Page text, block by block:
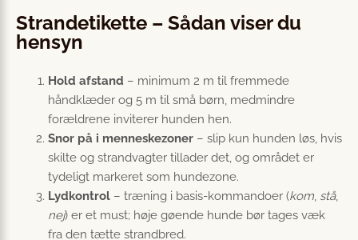
Strandetikette – Sådan viser du
hensyn
Hold afstand – minimum 2 m til fremmede
håndklæder og 5 m til små børn, medmindre
forældrene inviterer hunden hen.
Snor på i menneskezoner – slip kun hunden løs, hvis
skilte og strandvagter tillader det, og området er
tydeligt markeret som hundezone.
Lydkontrol – træning i basis-kommandoer (kom, stå,
nej) er et must; høje gøende hunde bør tages væk
fra den tætte strandbred.